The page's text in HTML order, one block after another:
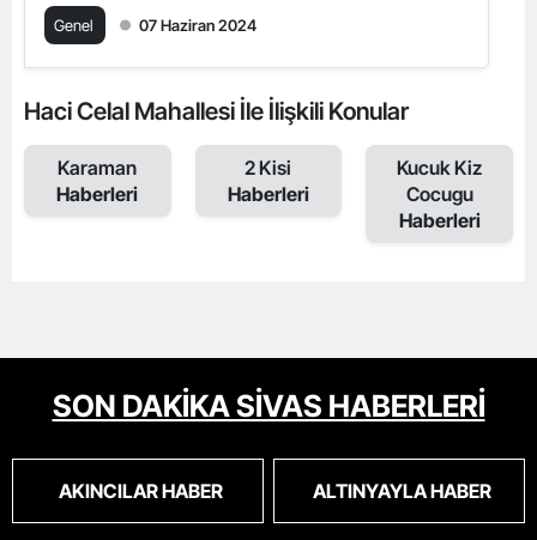
Genel 07 Haziran 2024
Haci Celal Mahallesi İle İlişkili Konular
Karaman
Haberleri
2 Kisi
Haberleri
Kucuk Kiz
Cocugu
Haberleri
SON DAKİKA SİVAS HABERLERİ
AKINCILAR HABER ALTINYAYLA HABER